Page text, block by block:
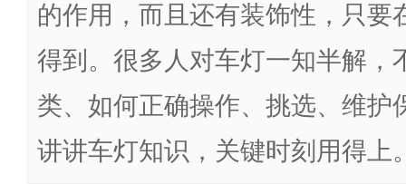
的作用，而且还有装饰性，只要
得到。很多人对车灯一知半解，
类、如何正确操作、挑选、维护
讲讲车灯知识，关键时刻用得上